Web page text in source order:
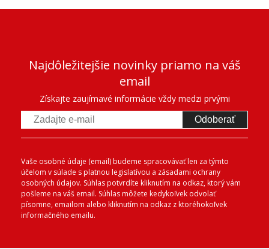
Najdôležitejšie novinky priamo na váš
email
Získajte zaujímavé informácie vždy medzi prvými
Odoberať
Vaše osobné údaje (email) budeme spracovávať len za týmto
účelom v súlade s platnou legislatívou a zásadami ochrany
osobných údajov. Súhlas potvrdíte kliknutím na odkaz, ktorý vám
pošleme na váš email. Súhlas môžete kedykoľvek odvolať
písomne, emailom alebo kliknutím na odkaz z ktoréhokoľvek
informačného emailu.